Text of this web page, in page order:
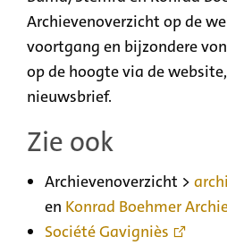
Archievenoverzicht op de
voortgang en bijzondere
op de hoogte via de
nieuwsbrief.
Zie ook
Archievenoverzicht >
en Konrad Boehmer
Société Gavigniès